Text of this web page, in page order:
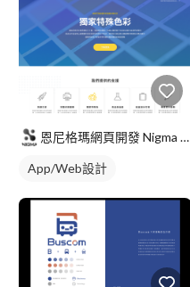
恩尼格瑪網頁開發 Nigma Co.
App/Web設計